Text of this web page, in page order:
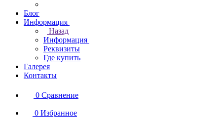
Блог
Информация
Назад
Информация
Реквизиты
Где купить
Галерея
Контакты
0 Сравнение
0 Избранное